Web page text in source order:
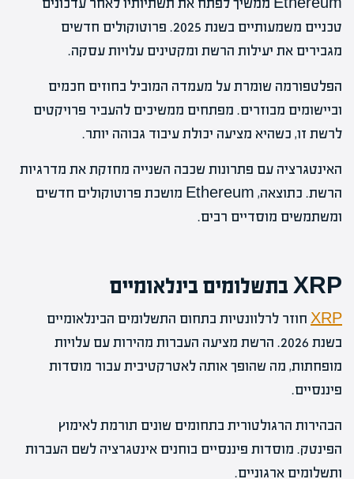
Ethereum ממשיך לפתח את תשתיותיו לאחר עדכונים
טכניים משמעותיים בשנת 2025. פרוטוקולים חדשים
מגבירים את יעילות הרשת ומקטינים עלויות עסקה.
הפלטפורמה שומרת על מעמדה המוביל בחוזים חכמים
וביישומים מבוזרים. מפתחים ממשיכים להעביר פרויקטים
לרשת זו, כשהיא מציעה יכולת עיבוד גבוהה יותר.
האינטגרציה עם פתרונות שכבה השנייה מחזקת את מדרגיות
הרשת. כתוצאה, Ethereum מושכת פרוטוקולים חדשים
ומשתמשים מוסדיים רבים.
XRP בתשלומים בינלאומיים
XRP חוזר לרלוונטיות בתחום התשלומים הבינלאומיים
בשנת 2026. הרשת מציעה העברות מהירות עם עלויות
מופחתות, מה שהופך אותה לאטרקטיבית עבור מוסדות
פיננסיים.
הבהירות הרגולטורית בתחומים שונים תורמת לאימוץ
הפינטק. מוסדות פיננסיים בוחנים אינטגרציה לשם העברות
ותשלומים ארגוניים.